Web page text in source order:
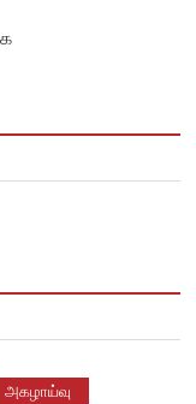
அகழாய்வு